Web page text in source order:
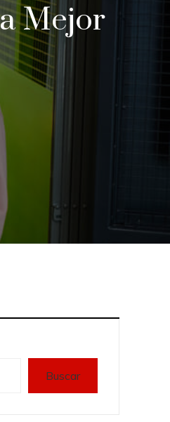
Mejor
Buscar